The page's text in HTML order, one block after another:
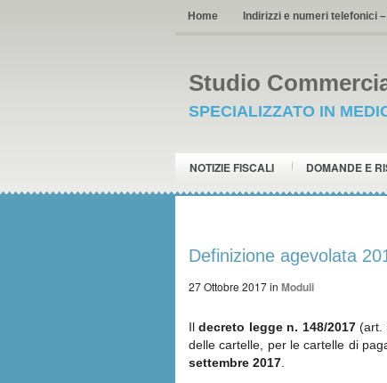
Home Indirizzi e numeri telefonici –
Studio
SPECIALIZZATO IN
NOTIZIE FISCALI DOMANDE E
Definizione agevolata
27 Ottobre 2017in Moduli
Ildecreto legge n. 148/2017(art.
delle cartelle, per le cartelle di
settembre 2017